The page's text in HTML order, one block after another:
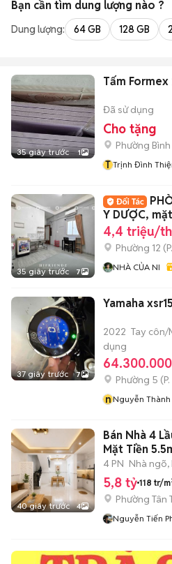
Bạn cần tìm dung lượng nào ?
Dung lượng: 64 GB 128 GB
35 giây trước 1
Tấm Formex
Đã sử dụng
Cho tặng
Phường
T Trịnh Đình
35 giây trước 7
Y DƯỢC,
4,4 triệu/
Phường 12 (
NHÀ CỦA NI
37 giây trước 7
Yamaha
2022 Tay côn/
dụng
Phường 5 (
nNguyễn Thành
40 giây trước 4
Bán Nhà 4
Mặt Tiền
Quận 7
4 PN Nhà ngõ,
5,8 tỷ 118 tr/
Phường Tân
Nguyễn Tiến